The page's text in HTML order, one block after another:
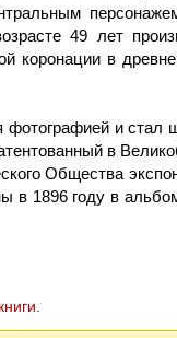
49 лет
коронации в
и стал
в
Общества
в 1896 году в